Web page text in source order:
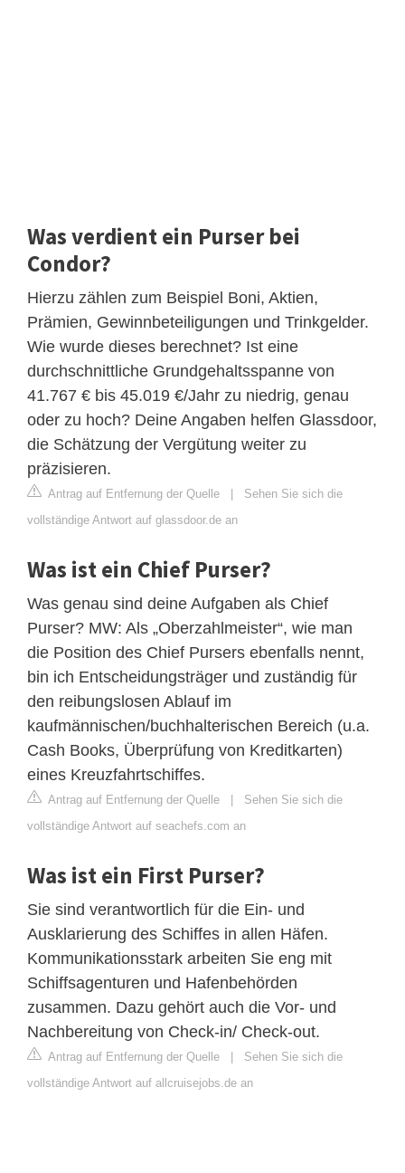
Was verdient ein Purser bei
Condor?
Hierzu zählen zum Beispiel Boni, Aktien,
Prämien, Gewinnbeteiligungen und Trinkgelder.
Wie wurde dieses berechnet? Ist eine
durchschnittliche Grundgehaltsspanne von
41.767 € bis 45.019 €/Jahr zu niedrig, genau
oder zu hoch? Deine Angaben helfen Glassdoor,
die Schätzung der Vergütung weiter zu
präzisieren.
Antrag auf Entfernung der Quelle | Sehen Sie sich die
vollständige Antwort auf glassdoor.de an
Was ist ein Chief Purser?
Was genau sind deine Aufgaben als Chief
Purser? MW: Als „Oberzahlmeister“, wie man
die Position des Chief Pursers ebenfalls nennt,
bin ich Entscheidungsträger und zuständig für
den reibungslosen Ablauf im
kaufmännischen/buchhalterischen Bereich (u.a.
Cash Books, Überprüfung von Kreditkarten)
eines Kreuzfahrtschiffes.
Antrag auf Entfernung der Quelle | Sehen Sie sich die
vollständige Antwort auf seachefs.com an
Was ist ein First Purser?
Sie sind verantwortlich für die Ein- und
Ausklarierung des Schiffes in allen Häfen.
Kommunikationsstark arbeiten Sie eng mit
Schiffsagenturen und Hafenbehörden
zusammen. Dazu gehört auch die Vor- und
Nachbereitung von Check-in/ Check-out.
Antrag auf Entfernung der Quelle | Sehen Sie sich die
vollständige Antwort auf allcruisejobs.de an